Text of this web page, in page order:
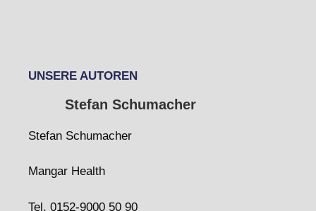
UNSERE AUTOREN
Stefan Schumacher
Stefan Schumacher
Mangar Health
Tel. 0152-9000 50 90